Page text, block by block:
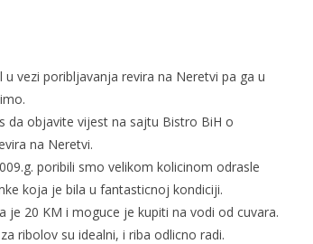
u vezi poribljavanja revira na Neretvi pa ga u
da objavite vijest na sajtu Bistro BiH o
na Neretvi.
poribili smo velikom kolicinom odrasle
koja je bila u fantasticnoj kondiciji.
je 20 KM i moguce je kupiti na vodi od cuvara.
ribolov su idealni, i riba odlicno radi.